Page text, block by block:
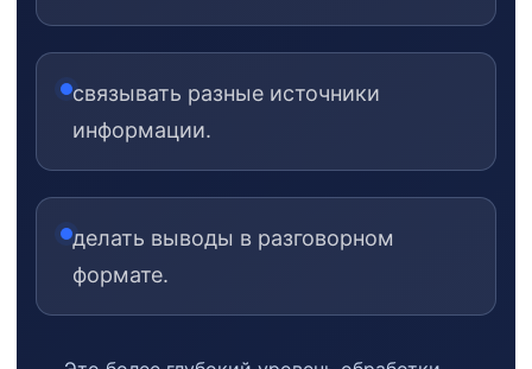
связывать разные источники
информации.
делать выводы в разговорном
формате.